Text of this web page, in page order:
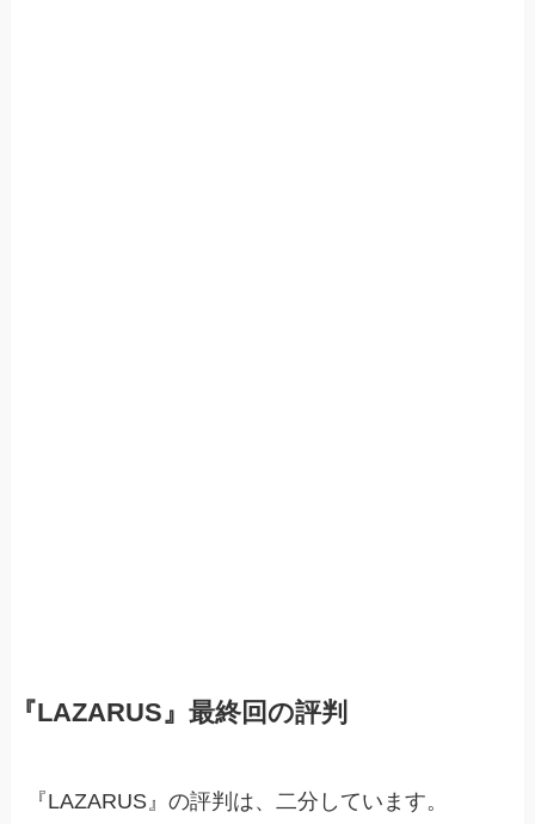
『LAZARUS』最終回の評判
『LAZARUS』の評判は、二分しています。